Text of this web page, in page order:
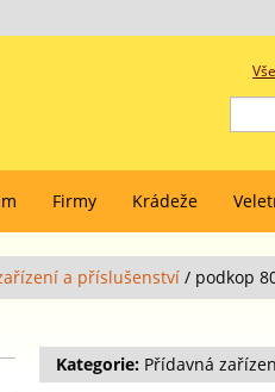
Vše
Firmy Krádeže
a příslušenství / podkop
Kategorie: Přídavná